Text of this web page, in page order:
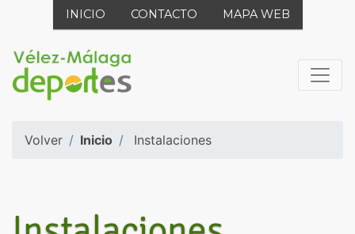
INICIO CONTACTO MAPA WEB
Volver Inicio Instalaciones